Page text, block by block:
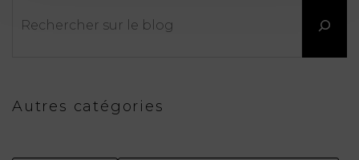
Autres catégories